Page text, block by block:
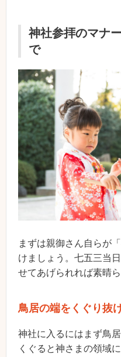
神社参拝のマナ
で
まずは親御さん自らが
けましょう。七五三当
せてあげられれば素晴ら
鳥居の端をくぐり抜
神社に入るにはまず鳥
くぐると神さまの領域